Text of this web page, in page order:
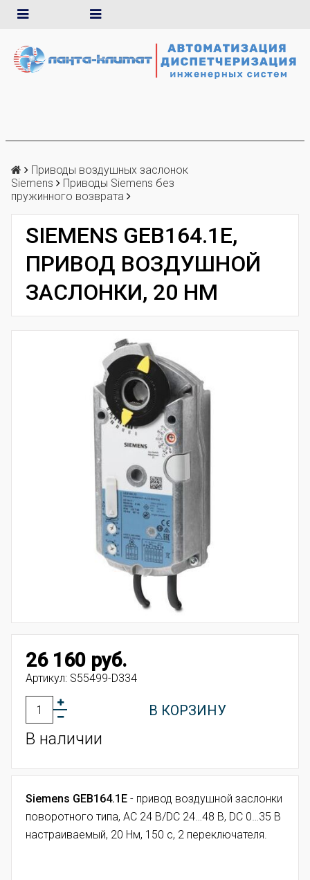
Приводы воздушных заслонок
Siemens
Приводы Siemens без
пружинного возврата
SIEMENS GEB164.1E,
ПРИВОД ВОЗДУШНОЙ
ЗАСЛОНКИ, 20 НМ
26 160 руб.
Артикул: S55499-D334
В КОРЗИНУ
В наличии
Siemens GEB164.1E - привод воздушной заслонки
поворотного типа, AC 24 В/DC 24…48 В, DC 0…35 В
настраиваемый, 20 Нм, 150 с, 2 переключателя.